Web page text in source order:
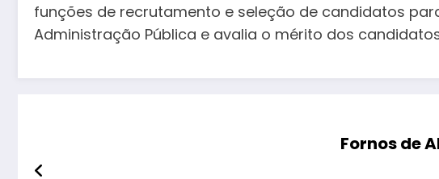
funções de recrutamento e seleção de candidatos
Administração Pública e avalia o mérito dos
Fornos de